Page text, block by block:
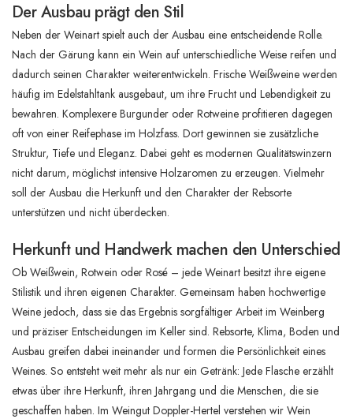
Der Ausbau prägt den Stil
Neben der Weinart spielt auch der Ausbau eine entscheidende Rolle.
Nach der Gärung kann ein Wein auf unterschiedliche Weise reifen und
dadurch seinen Charakter weiterentwickeln. Frische Weißweine werden
häufig im Edelstahltank ausgebaut, um ihre Frucht und Lebendigkeit zu
bewahren. Komplexere Burgunder oder Rotweine profitieren dagegen
oft von einer Reifephase im Holzfass. Dort gewinnen sie zusätzliche
Struktur, Tiefe und Eleganz. Dabei geht es modernen Qualitätswinzern
nicht darum, möglichst intensive Holzaromen zu erzeugen. Vielmehr
soll der Ausbau die Herkunft und den Charakter der Rebsorte
unterstützen und nicht überdecken.
Herkunft und Handwerk machen den Unterschied
Ob Weißwein, Rotwein oder Rosé – jede Weinart besitzt ihre eigene
Stilistik und ihren eigenen Charakter. Gemeinsam haben hochwertige
Weine jedoch, dass sie das Ergebnis sorgfältiger Arbeit im Weinberg
und präziser Entscheidungen im Keller sind. Rebsorte, Klima, Boden und
Ausbau greifen dabei ineinander und formen die Persönlichkeit eines
Weines. So entsteht weit mehr als nur ein Getränk: Jede Flasche erzählt
etwas über ihre Herkunft, ihren Jahrgang und die Menschen, die sie
geschaffen haben. Im Weingut Doppler-Hertel verstehen wir Wein